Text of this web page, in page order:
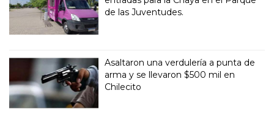
de las Juventudes.
Asaltaron una verdulería a punta de
arma y se llevaron $500 mil en
Chilecito